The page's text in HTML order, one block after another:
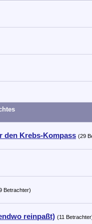
den Krebs-Kompass (29
Betrachter)
reinpaßt) (11